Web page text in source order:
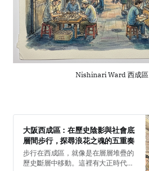
Nishinari Ward 西成區
大阪西成區：在歷史陰影與社會底
層間步行，探尋浪花之魂的五重奏
步行在西成區，就像是在層層堆疊的
歷史斷層中移動。這裡有大正時代的